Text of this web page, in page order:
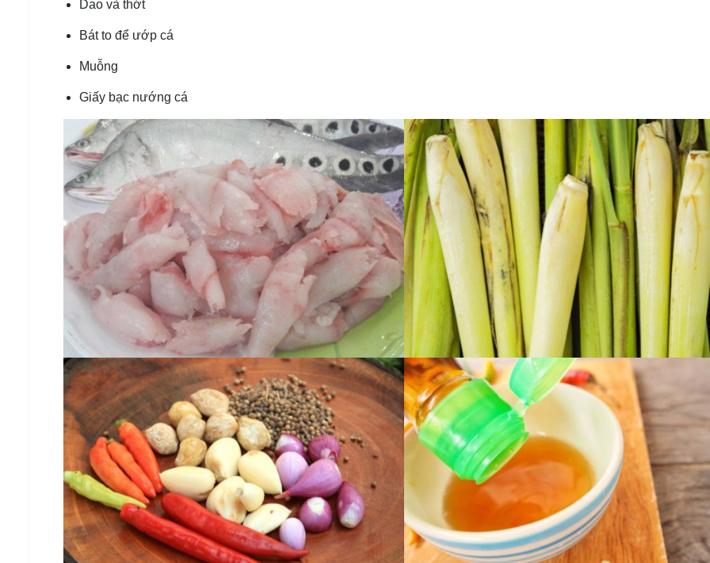
Dao và thớt
Bát to để ướp cá
Muỗng
Giấy bạc nướng cá